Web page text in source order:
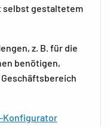
selbst gestaltetem
z. B. für die
benötigen,